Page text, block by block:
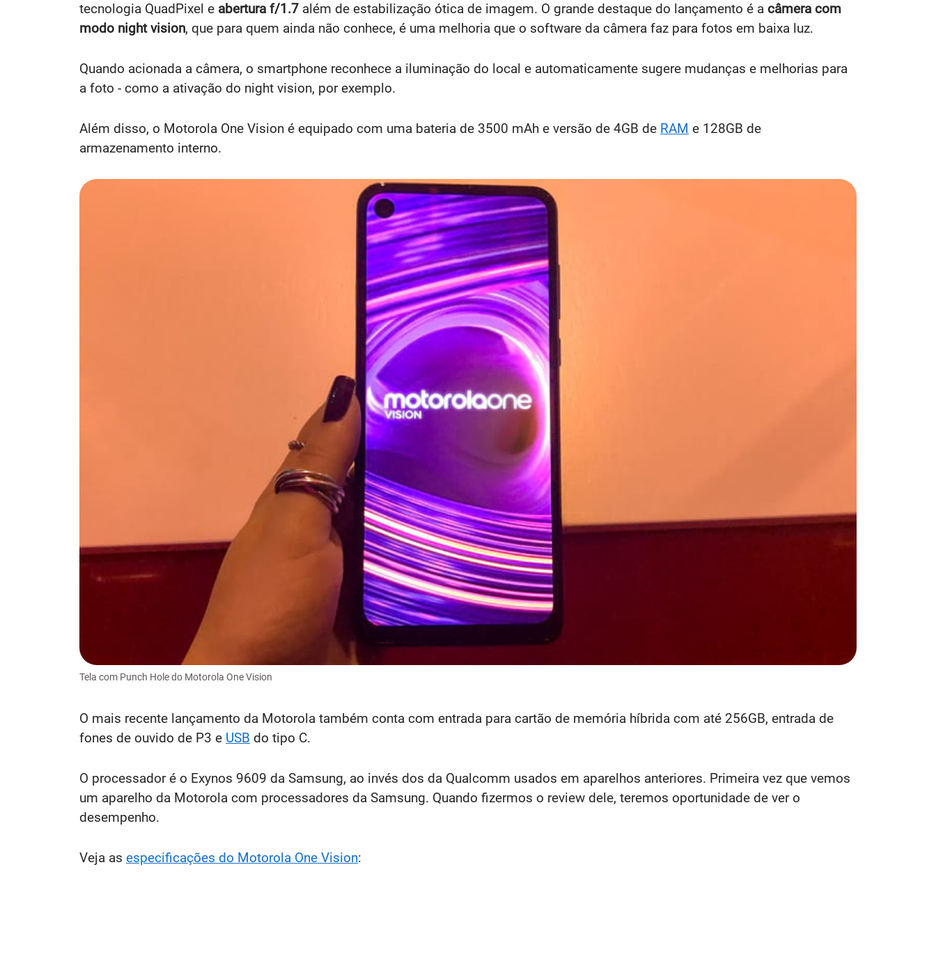
tecnologia QuadPixel e abertura f/1.7 além de estabilização ótica de imagem. O grande destaque do lançamento é a câmera com
modo night vision, que para quem ainda não conhece, é uma melhoria que o software da câmera faz para fotos em baixa luz.
Quando acionada a câmera, o smartphone reconhece a iluminação do local e automaticamente sugere mudanças e melhorias para
a foto - como a ativação do night vision, por exemplo.
Além disso, o Motorola One Vision é equipado com uma bateria de 3500 mAh e versão de 4GB de RAM e 128GB de
armazenamento interno.
Tela com Punch Hole do Motorola One Vision
O mais recente lançamento da Motorola também conta com entrada para cartão de memória híbrida com até 256GB, entrada de
fones de ouvido de P3 e USB do tipo C.
O processador é o Exynos 9609 da Samsung, ao invés dos da Qualcomm usados em aparelhos anteriores. Primeira vez que vemos
um aparelho da Motorola com processadores da Samsung. Quando fizermos o review dele, teremos oportunidade de ver o
desempenho.
Veja as especificações do Motorola One Vision: